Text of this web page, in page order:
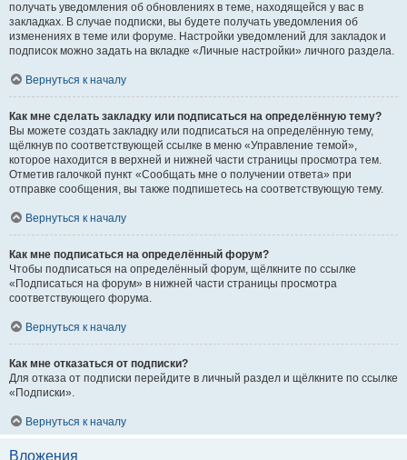
получать уведомления об обновлениях в теме, находящейся у вас в
закладках. В случае подписки, вы будете получать уведомления об
изменениях в теме или форуме. Настройки уведомлений для закладок и
подписок можно задать на вкладке «Личные настройки» личного раздела.
Вернуться к началу
Как мне сделать закладку или подписаться на определённую тему?
Вы можете создать закладку или подписаться на определённую тему,
щёлкнув по соответствующей ссылке в меню «Управление темой»,
которое находится в верхней и нижней части страницы просмотра тем.
Отметив галочкой пункт «Сообщать мне о получении ответа» при
отправке сообщения, вы также подпишетесь на соответствующую тему.
Вернуться к началу
Как мне подписаться на определённый форум?
Чтобы подписаться на определённый форум, щёлкните по ссылке
«Подписаться на форум» в нижней части страницы просмотра
соответствующего форума.
Вернуться к началу
Как мне отказаться от подписки?
Для отказа от подписки перейдите в личный раздел и щёлкните по ссылке
«Подписки».
Вернуться к началу
Вложения